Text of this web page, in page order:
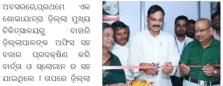
ଅବସରରେ,ପ୍ରଥମେ ଏକ
ଶୋଭାଯାତ୍ରା ଜ଼ିଲ୍ଲା ମୁଖ୍ୟ
ଚିକିତ୍ସାଳୟରୁ ବାହାରି
ଜ଼ିଲ୍ଲାପାଳଙ୍କ ଅଫିସ ସହ
ବଜାର ପ୍ରଦକ୍ଷିଣ କରି
ବାର୍ତ୍ତା ଓ ସ୍ଲୋଗାନ ର ସହ
ଯାଇଥିଲେ । ତାପରେ ଜ଼ିଲ୍ଲା